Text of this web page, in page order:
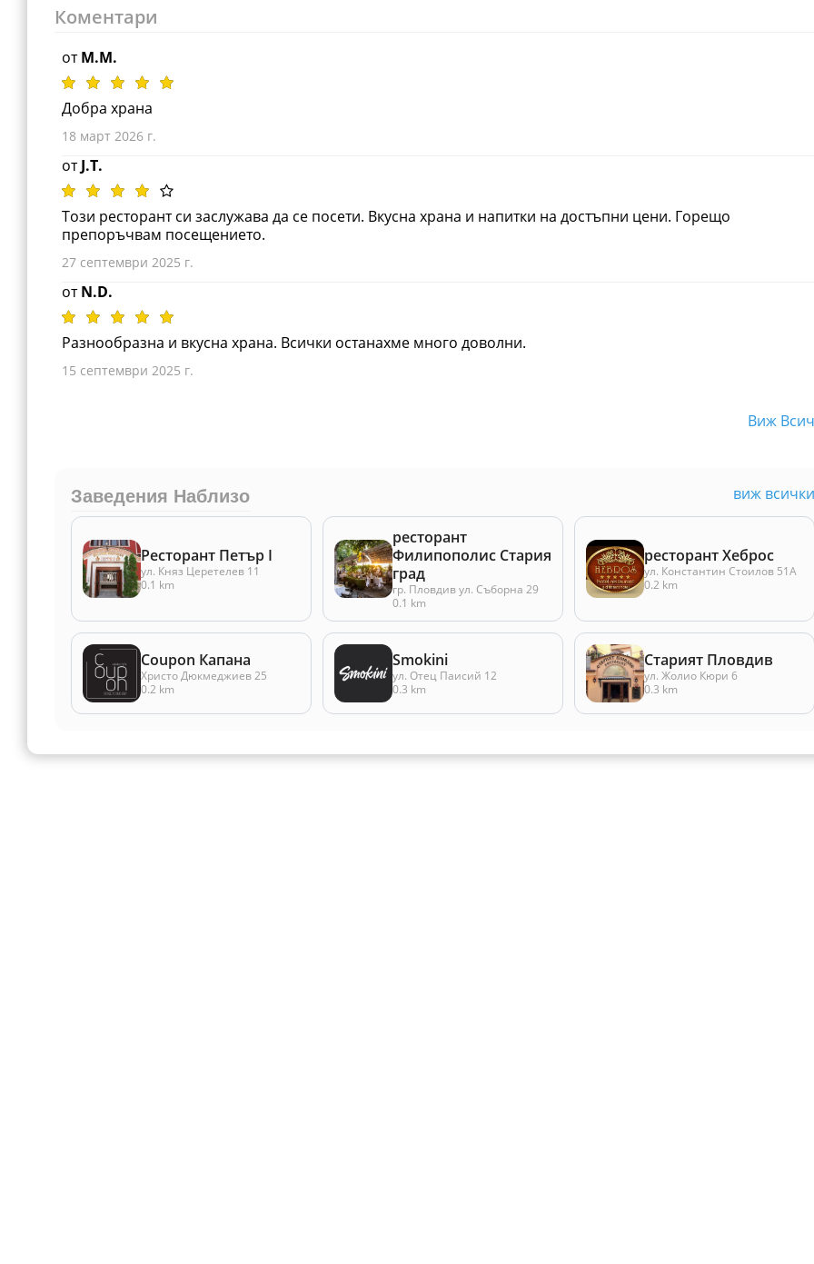
Коментари
отM.M.
Добра храна
18 март 2026 г.
отJ.T.
Този ресторант си заслужава да се посети. Вкусна храна и напитки на достъпни цени. Горещо
препоръчвам посещението.
27 септември 2025 г.
отN.D.
Разнообразна и вкусна храна. Всички останахме много доволни.
15 септември 2025 г.
Виж
Заведения Наблизо виж всички
Ресторант Петър I
ул. Княз Церетелев 11
0.1 km
ресторант
Филипополис Стария
град
гр. Пловдив ул. Съборна 29
0.1 km
ресторант Хеброс
ул. Константин Стоилов 51A
0.2 km
Coupon Капана
Христо Дюкмеджиев 25
0.2 km
Smokini
ул. Отец Паисий 12
0.3 km
Старият Пловдив
ул. Жолио Кюри 6
0.3 km